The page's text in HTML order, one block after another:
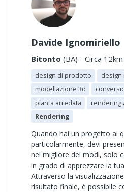
Davide Ignomiriello
Bitonto (BA) - Circa
design di prodotto
design
modellazione 3d
pianta arredata
rendering
Rendering
Quando hai un progetto al
particolarmente, devi
nel migliore dei modi, solo
in grado di apprezzare la
Attraverso la
risultato finale, è possibile